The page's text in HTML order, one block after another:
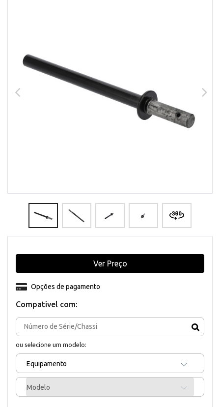
Compativel com:
ou selecione um modelo:
Equipamento
Modelo
Opções de pagamento
Ver Preço